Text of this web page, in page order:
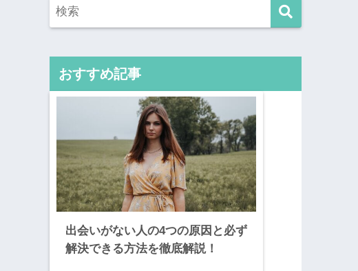
おすすめ記事
出会いがない人の4つの原因と必ず
解決できる方法を徹底解説！